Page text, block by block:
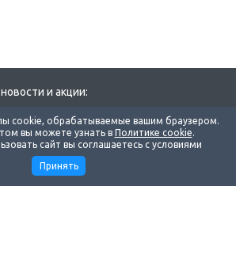
и акции:
cookie, обрабатываемые вашим браузером.
вы можете узнать в Политике cookie.
сайт вы соглашаетесь с условиями
Принять